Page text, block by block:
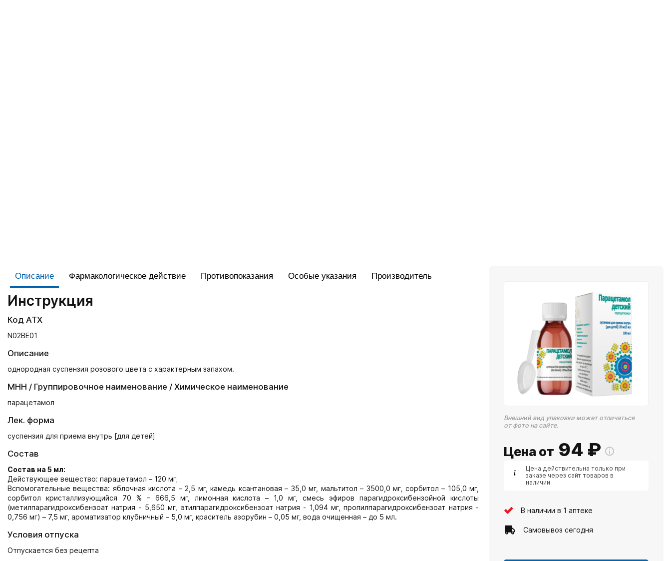
Описание Фармакологическое действие Противопоказания Особые указания Производитель
Инструкция
Код АТХ
N02BE01
Описание
однородная суспензия розового цвета с характерным запахом.
МНН / Группировочное наименование / Химическое наименование
парацетамол
Лек. форма
суспензия для приема внутрь [для детей]
Состав
Состав на 5 мл:
Действующее вещество: парацетамол – 120 мг;
Вспомогательные вещества: яблочная кислота – 2,5 мг, камедь ксантановая – 35,0 мг, мальтитол – 3500,0 мг, сорбитол – 105,0 мг,
сорбитол кристаллизующийся 70 % – 666,5 мг, лимонная кислота – 1,0 мг, смесь эфиров парагидроксибензойной кислоты
(метилпарагидроксибензоат натрия - 5,650 мг, этилпарагидроксибензоат натрия - 1,094 мг, пропилпарагидроксибензоат натрия -
0,756 мг) – 7,5 мг, ароматизатор клубничный – 5,0 мг, краситель азорубин – 0,05 мг, вода очищенная – до 5 мл.
Условия отпуска
Отпускается без рецепта
Внешний вид упаковки может отличаться
от фото на сайте.
Цена от 94 ₽
Цена действительна только при
заказе через сайт товаров в
наличии
В наличии в 1 аптеке
Самовывоз сегодня